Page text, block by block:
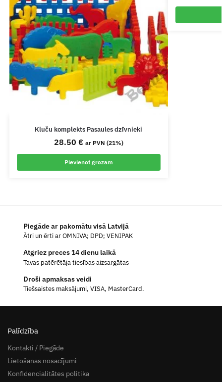
Kluču komplekts Pasaules dzīvnieki
28.50 € ar PVN (21%)
Pievienot grozam
Piegāde ar pakomātu visā Latvijā
Ātri un ērti ar OMNIVA; DPD; VENIPAK
Atgriez preces 14 dienu laikā
Tavas patērētāja tiesības aizsargātas
Droši apmaksas veidi
Tiešsaistes maksājumi, VISA, MasterCard.
Palīdzība
Kontakti / Piegāde
Lietošanas nosacījumi
Konfidencialitātes politika